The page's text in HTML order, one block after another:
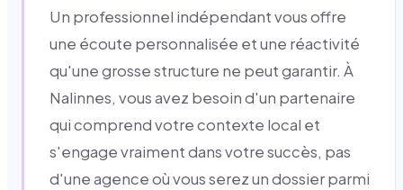
Un professionnel indépendant vous offre
une écoute personnalisée et une réactivité
qu'une grosse structure ne peut garantir. À
Nalinnes, vous avez besoin d'un partenaire
qui comprend votre contexte local et
s'engage vraiment dans votre succès, pas
d'une agence où vous serez un dossier parmi